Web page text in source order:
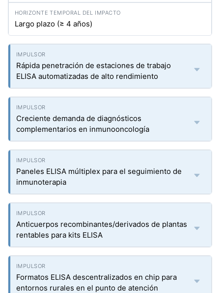
Largo plazo (≥ 4 años)
Rápida penetración de estaciones de trabajo
ELISA automatizadas de alto rendimiento
Creciente demanda de diagnósticos
complementarios en inmunooncología
Paneles ELISA múltiplex para el seguimiento de
inmunoterapia
Anticuerpos recombinantes/derivados de plantas
rentables para kits ELISA
Formatos ELISA descentralizados en chip para
entornos rurales en el punto de atención